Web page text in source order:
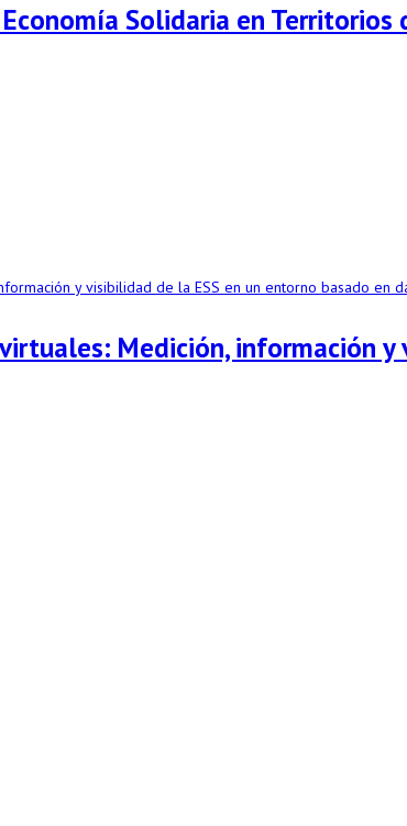
Solidaria en Territorios
Medición, información